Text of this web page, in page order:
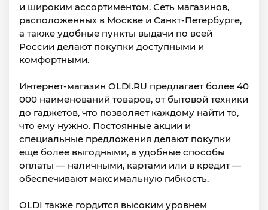
и широким ассортиментом. Сеть магазинов,
расположенных в Москве и Санкт-Петербурге,
а также удобные пункты выдачи по всей
России делают покупки доступными и
комфортными.
Интернет-магазин OLDI.RU предлагает более 40
000 наименований товаров, от бытовой техники
до гаджетов, что позволяет каждому найти то,
что ему нужно. Постоянные акции и
специальные предложения делают покупки
еще более выгодными, а удобные способы
оплаты — наличными, картами или в кредит —
обеспечивают максимальную гибкость.
OLDI также гордится высоким уровнем